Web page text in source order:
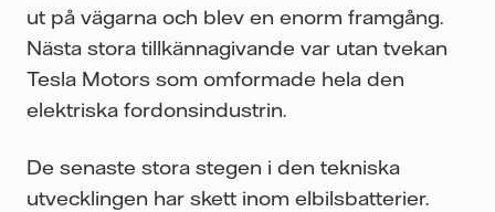
ut på vägarna och blev en enorm framgång.
Nästa stora tillkännagivande var utan tvekan
Tesla Motors som omformade hela den
elektriska fordonsindustrin.
De senaste stora stegen i den tekniska
utvecklingen har skett inom elbilsbatterier.